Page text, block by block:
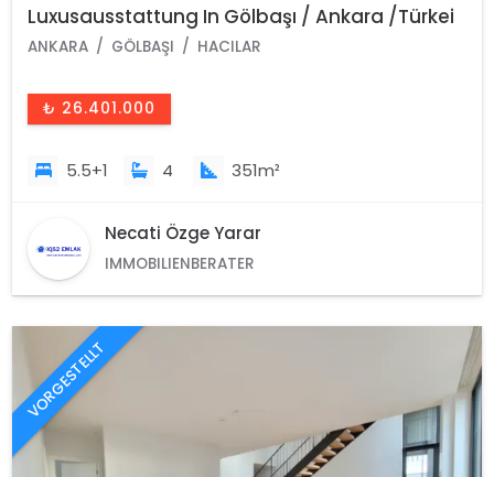
Luxusausstattung In Gölbaşı / Ankara /Türkei
ANKARA GÖLBAŞI HACILAR
₺ 26.401.000
5.5+1 4 351m²
Necati Özge Yarar
IMMOBILIENBERATER
VORGESTELLT